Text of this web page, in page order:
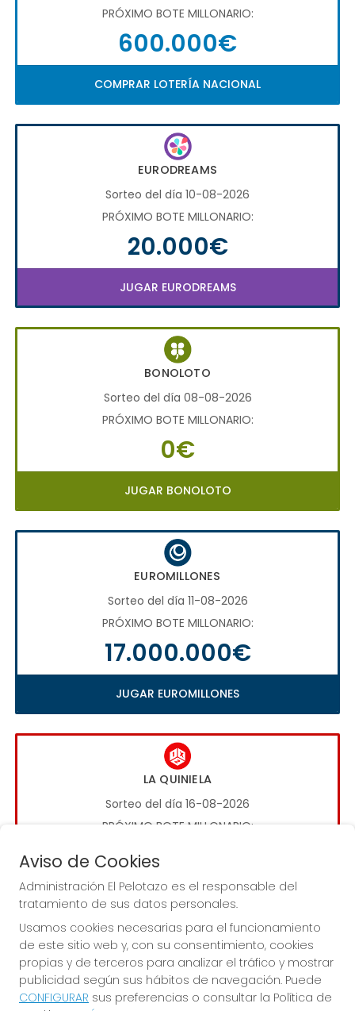
PRÓXIMO BOTE MILLONARIO:
600.000€
COMPRAR LOTERÍA NACIONAL
EURODREAMS
Sorteo del día 10-08-2026
PRÓXIMO BOTE MILLONARIO:
20.000€
JUGAR EURODREAMS
BONOLOTO
Sorteo del día 08-08-2026
PRÓXIMO BOTE MILLONARIO:
0€
JUGAR BONOLOTO
EUROMILLONES
Sorteo del día 11-08-2026
PRÓXIMO BOTE MILLONARIO:
17.000.000€
JUGAR EUROMILLONES
LA QUINIELA
Sorteo del día 16-08-2026
PRÓXIMO BOTE MILLONARIO:
1.000.000€
JUGAR LA QUINIELA
Aviso de Cookies
Administración El Pelotazo es el responsable del
tratamiento de sus datos personales.
Usamos cookies necesarias para el funcionamiento
de este sitio web y, con su consentimiento, cookies
propias y de terceros para analizar el tráfico y mostrar
publicidad según sus hábitos de navegación. Puede
CONFIGURAR sus preferencias o consultar la Política de